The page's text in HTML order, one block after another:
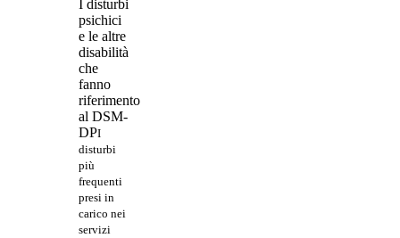
I disturbi
psichici
e le altre
disabilità
che
fanno
riferimento
al DSM-
DPI
disturbi
più
frequenti
presi in
carico nei
servizi